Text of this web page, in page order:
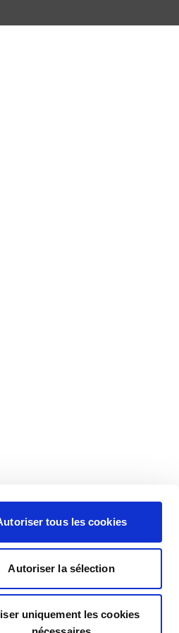
tous les cookies
Autoriser la sélection
uniquement les cookies